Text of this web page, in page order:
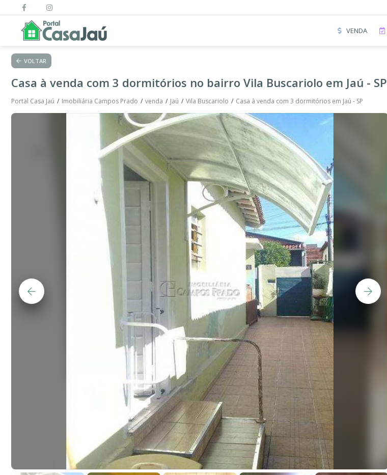
VENDA
VOLTAR
Casa à venda com 3 dormitórios no bairro Vila Buscariolo em Jaú - SP
Portal Casa Jaú Imobiliária Campos Prado venda Jaú Vila Buscariolo Casa à venda com 3 dormitórios em Jaú - SP